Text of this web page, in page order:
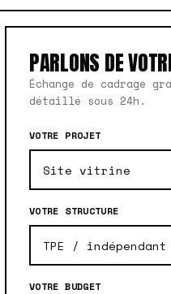
PARLONS DE
Échange de cadrage
détaillé sous 24h.
VOTRE PROJET
VOTRE STRUCTURE
VOTRE BUDGET